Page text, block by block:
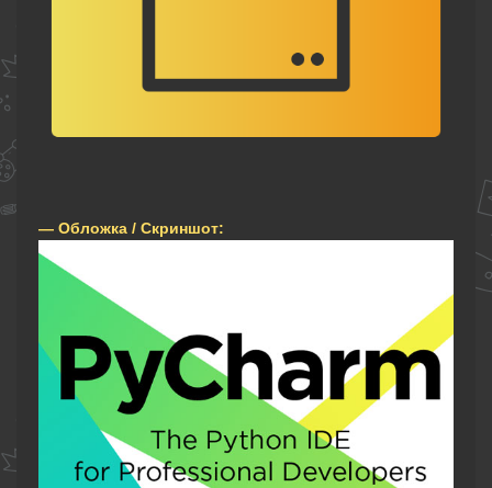
— Обложка / Скриншот: